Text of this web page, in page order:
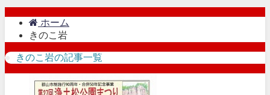
ホーム
きのこ岩
きのこ岩の記事一覧